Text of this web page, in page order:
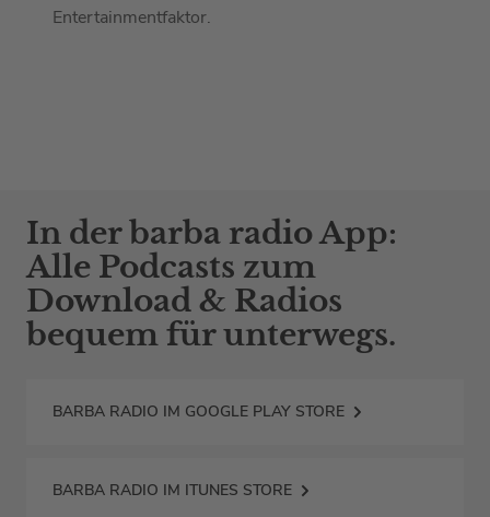
Entertainmentfaktor.
In der barba radio App:
Alle Podcasts zum
Download & Radios
bequem für unterwegs.
BARBA RADIO IM GOOGLE PLAY STORE
BARBA RADIO IM ITUNES STORE